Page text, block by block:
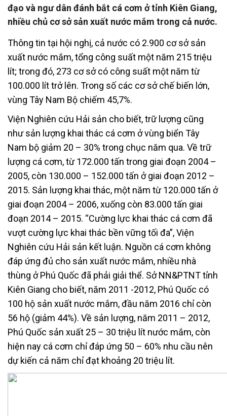
đạo và ngư dân đánh bắt cá cơm ở tỉnh Kiên Giang,
nhiều chủ cơ sở sản xuất nước mắm trong cả nước.
Thông tin tại hội nghị, cả nước có 2.900 cơ sở sản
xuất nước mắm, tổng công suất một năm 215 triệu
lít; trong đó, 273 cơ sở có công suất một năm từ
100.000 lít trở lên. Trong số các cơ sở chế biến lớn,
vùng Tây Nam Bộ chiếm 45,7%.
Viện Nghiên cứu Hải sản cho biết, trữ lượng cũng
như sản lượng khai thác cá cơm ở vùng biển Tây
Nam bộ giảm 20 – 30% trong chục năm qua. Về trữ
lượng cá cơm, từ 172.000 tấn trong giai đoạn 2004 –
2005, còn 130.000 – 152.000 tấn ở giai đoạn 2012 –
2015. Sản lượng khai thác, một năm từ 120.000 tấn ở
giai đoạn 2004 – 2006, xuống còn 83.000 tấn giai
đoạn 2014 – 2015. “Cường lực khai thác cá cơm đã
vượt cường lực khai thác bền vững tối đa”, Viện
Nghiên cứu Hải sản kết luận. Nguồn cá cơm không
đáp ứng đủ cho sản xuất nước mắm, nhiều nhà
thùng ở Phú Quốc đã phải giải thể. Sở NN&PTNT tỉnh
Kiên Giang cho biết, năm 2011 -2012, Phú Quốc có
100 hộ sản xuất nước mắm, đầu năm 2016 chỉ còn
56 hộ (giảm 44%). Về sản lượng, năm 2011 – 2012,
Phú Quốc sản xuất 25 – 30 triệu lít nước mắm, còn
hiện nay cá cơm chỉ đáp ứng 50 – 60% nhu cầu nên
dự kiến cả năm chỉ đạt khoảng 20 triệu lít.